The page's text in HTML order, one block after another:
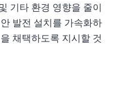
기타 환경 영향을 줄이
발전 설치를 가속화하
채택하도록 지시할 것